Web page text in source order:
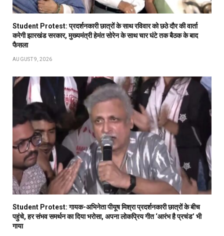
Student Protest: प्रदर्शनकारी छात्रों के साथ रविवार को छठे दौर की वार्ता
करेगी झारखंड सरकार, मुख्यमंत्री हेमंत सोरेन के साथ चार घंटे तक बैठक के बाद
फैसला
AUGUST 9, 2026
Student Protest: गायक-अभिनेता पीयूष मिश्रा प्रदर्शनकारी छात्रों के बीच
पहुंचे, हर संभव समर्थन का दिया भरोसा, अपना लोकप्रिय गीत ‘आरंभ है प्रचंड’ भी
गाया